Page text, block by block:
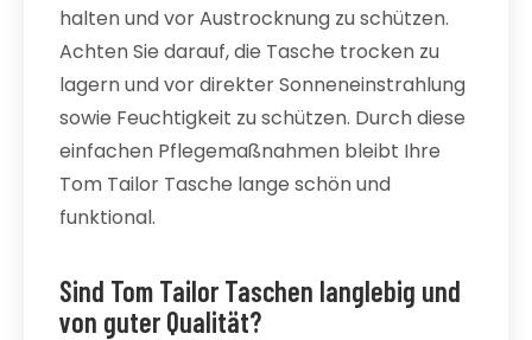
halten und vor Austrocknung zu schützen.
Achten Sie darauf, die Tasche trocken zu
lagern und vor direkter Sonneneinstrahlung
sowie Feuchtigkeit zu schützen. Durch diese
einfachen Pflegemaßnahmen bleibt Ihre
Tom Tailor Tasche lange schön und
funktional.
Sind Tom Tailor Taschen langlebig und
von guter Qualität?